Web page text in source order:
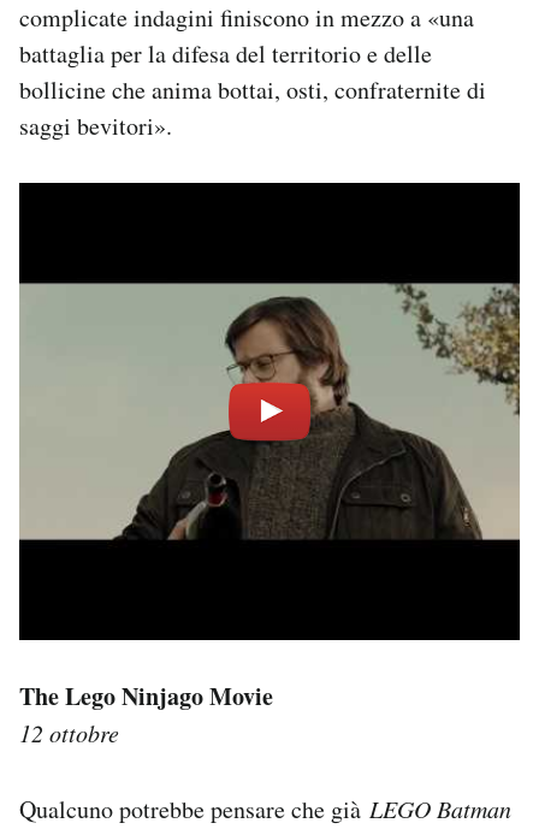
complicate indagini finiscono in mezzo a «una
battaglia per la difesa del territorio e delle
bollicine che anima bottai, osti, confraternite di
saggi bevitori».
The Lego Ninjago Movie
12 ottobre
Qualcuno potrebbe pensare che già LEGO Batman